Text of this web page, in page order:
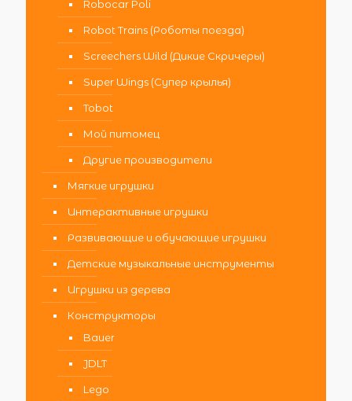
Robocar Poli
Robot Trains (Роботы поезда)
Screechers Wild (Дикие Скричеры)
Super Wings (Супер крылья)
Tobot
Мой питомец
Другие производители
Мягкие игрушки
Интерактивные игрушки
Развивающие и обучающие игрушки
Детские музыкальные инструменты
Игрушки из дерева
Конструкторы
Bauer
JDLT
Lego